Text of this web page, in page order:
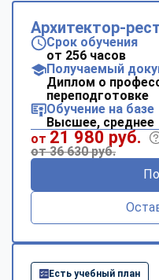
Архитектор-
Срок обучения
от 256 часов
Получаемый
Диплом о
переподготовке
Обучение на базе
Высшее, среднее
от 21 980 руб.
от 36 630 руб.
Есть учебный план